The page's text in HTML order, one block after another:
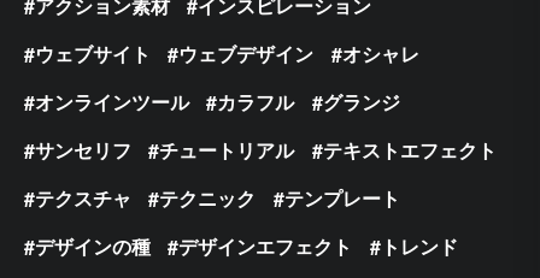
ウェブサイト
ウェブデザイン
オシャレ
オンラインツール
カラフル
グランジ
サンセリフ
チュートリアル
テキストエフェクト
テクスチャ
テクニック
テンプレート
デザインの種
デザインエフェクト
トレンド